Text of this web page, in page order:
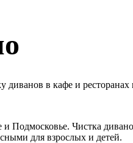
в кафе и
Чистка
для взрослых и детей.